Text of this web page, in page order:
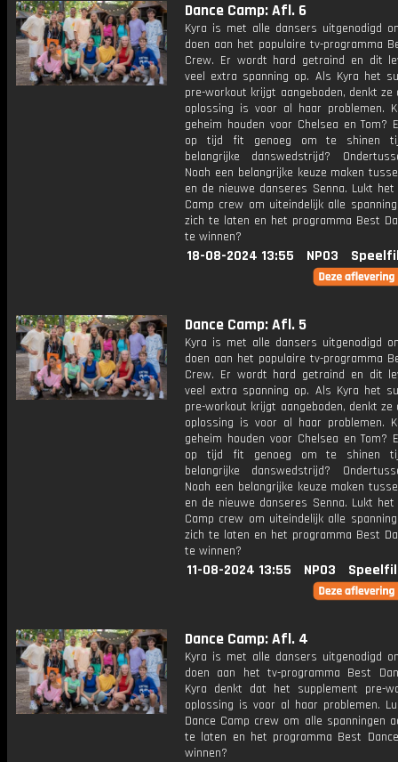
Dance Camp: Afl. 6
Kyra is met alle dansers uitgenodigd
doen aan het populaire tv-programma
Crew. Er wordt hard getraind en dit
veel extra spanning op. Als Kyra het
pre-workout krijgt aangeboden, denkt
oplossing is voor al haar problemen.
geheim houden voor Chelsea en Tom?
op tijd fit genoeg om te shinen
belangrijke danswedstrijd?
Noah een belangrijke keuze maken
en de nieuwe danseres Senna. Lukt het
Camp crew om uiteindelijk alle
zich te laten en het programma Best
te winnen?
18-08-2024 13:55 NPO3
Dance Camp: Afl. 5
Kyra is met alle dansers uitgenodigd
doen aan het populaire tv-programma
Crew. Er wordt hard getraind en dit
veel extra spanning op. Als Kyra het
pre-workout krijgt aangeboden, denkt
oplossing is voor al haar problemen.
geheim houden voor Chelsea en Tom?
op tijd fit genoeg om te shinen
belangrijke danswedstrijd?
Noah een belangrijke keuze maken
en de nieuwe danseres Senna. Lukt het
Camp crew om uiteindelijk alle
zich te laten en het programma Best
te winnen?
11-08-2024 13:55 NPO3
Dance Camp: Afl. 4
Kyra is met alle dansers uitgenodigd
doen aan het tv-programma Best
Kyra denkt dat het supplement pre-
oplossing is voor al haar problemen.
Dance Camp crew om alle spanningen
te laten en het programma Best
winnen?